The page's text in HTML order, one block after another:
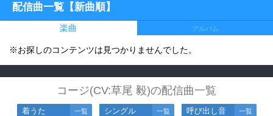
配信曲一覧【新曲順】
楽曲 アルバム
※お探しのコンテンツは見つかりませんでした。
コージ(CV:草尾 毅)の配信曲一覧
着うた 一覧 シングル 一覧 呼び出し音 一覧